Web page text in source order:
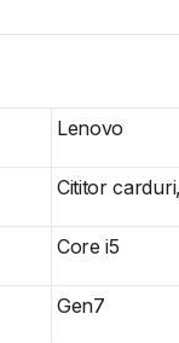
Lenovo
Cititor
Core i5
Gen7